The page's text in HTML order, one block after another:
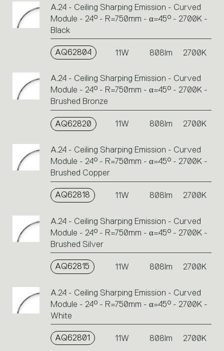
A.24 - Ceiling Sharping Emission - Curved
Module - 24° - R=750mm - α=45° - 2700K -
Black
AQ62804 11W 808lm 2700K
A.24 - Ceiling Sharping Emission - Curved
Module - 24° - R=750mm - α=45° - 2700K -
Brushed Bronze
AQ62820 11W 808lm 2700K
A.24 - Ceiling Sharping Emission - Curved
Module - 24° - R=750mm - α=45° - 2700K -
Brushed Copper
AQ62818 11W 808lm 2700K
A.24 - Ceiling Sharping Emission - Curved
Module - 24° - R=750mm - α=45° - 2700K -
Brushed Silver
AQ62815 11W 808lm 2700K
A.24 - Ceiling Sharping Emission - Curved
Module - 24° - R=750mm - α=45° - 2700K -
White
AQ62801 11W 808lm 2700K